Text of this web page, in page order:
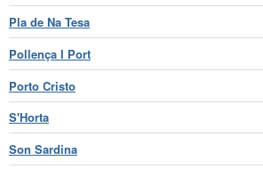
Pla de Na Tesa
Pollença I Port
Porto Cristo
S'Horta
Son Sardina